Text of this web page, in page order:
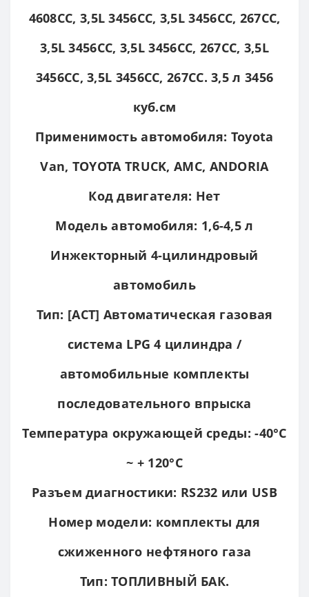
4608CC, 3,5L 3456CC, 3,5L 3456CC, 267CC,
3,5L 3456CC, 3,5L 3456CC, 267CC, 3,5L
3456CC, 3,5L 3456CC, 267CC. 3,5 л 3456
куб.см
Применимость автомобиля: Toyota
Van, TOYOTA TRUCK, AMC, ANDORIA
Код двигателя: Нет
Модель автомобиля: 1,6-4,5 л
Инжекторный 4-цилиндровый
автомобиль
Тип: [ACT] Автоматическая газовая
система LPG 4 цилиндра /
автомобильные комплекты
последовательного впрыска
Температура окружающей среды: -40°С
~ + 120°С
Разъем диагностики: RS232 или USB
Номер модели: комплекты для
сжиженного нефтяного газа
Тип: ТОПЛИВНЫЙ БАК.